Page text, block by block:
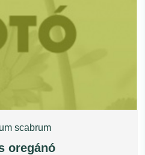
scabrum
oregánó